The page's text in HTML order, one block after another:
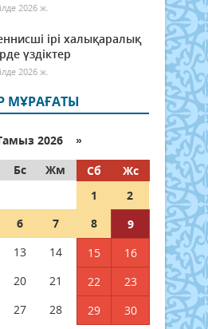
2026 ж.
ірі халықаралық
үздіктер
2026 ж.
МҰРАҒАТЫ
2026 »
Бс Жм Сб
Жс
1
2
6 7 8
9
13 14 15
16
20 21 22
23
27 28 29 30